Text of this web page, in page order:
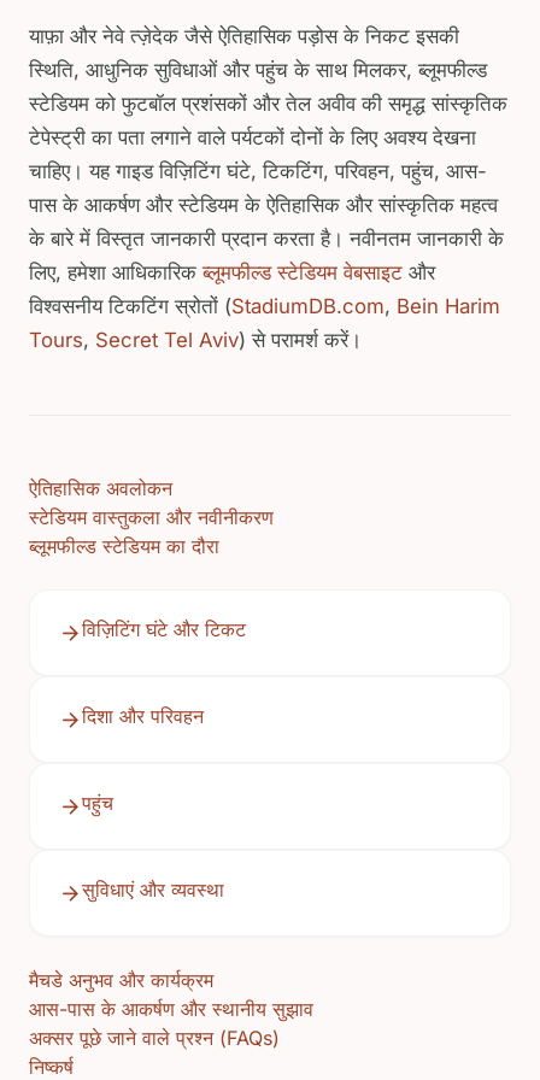
याफ़ा और नेवे त्ज़ेदेक जैसे ऐतिहासिक पड़ोस के निकट इसकी
स्थिति, आधुनिक सुविधाओं और पहुंच के साथ मिलकर, ब्लूमफील्ड
स्टेडियम को फुटबॉल प्रशंसकों और तेल अवीव की समृद्ध सांस्कृतिक
टेपेस्ट्री का पता लगाने वाले पर्यटकों दोनों के लिए अवश्य देखना
चाहिए। यह गाइड विज़िटिंग घंटे, टिकटिंग, परिवहन, पहुंच, आस-
पास के आकर्षण और स्टेडियम के ऐतिहासिक और सांस्कृतिक महत्व
के बारे में विस्तृत जानकारी प्रदान करता है। नवीनतम जानकारी के
लिए, हमेशा आधिकारिकब्लूमफील्ड स्टेडियम वेबसाइट और
विश्वसनीय टिकटिंग स्रोतों (StadiumDB.com, Bein Harim
Tours, Secret Tel Aviv) से परामर्श करें।
ऐतिहासिक अवलोकन
स्टेडियम वास्तुकला और नवीनीकरण
ब्लूमफील्ड स्टेडियम का दौरा
विज़िटिंग घंटे और टिकट
दिशा और परिवहन
पहुंच
सुविधाएं और व्यवस्था
मैचडे अनुभव और कार्यक्रम
आस-पास के आकर्षण और स्थानीय सुझाव
अक्सर पूछे जाने वाले प्रश्न (FAQs)
निष्कर्ष